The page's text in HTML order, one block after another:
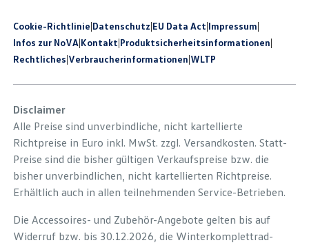
Cookie-Richtlinie|Datenschutz|EU Data Act|Impressum|
Infos zur NoVA|Kontakt|Produkt­sicherheits­informationen|
Rechtliches|Verbraucherinformationen|WLTP
Disclaimer
Alle Preise sind unverbindliche, nicht kartellierte
Richtpreise in Euro inkl. MwSt. zzgl. Versandkosten. Statt-
Preise sind die bisher gültigen Verkaufspreise bzw. die
bisher unverbindlichen, nicht kartellierten Richtpreise.
Erhältlich auch in allen teilnehmenden Service-Betrieben.
Die Accessoires- und Zubehör-Angebote gelten bis auf
Widerruf bzw. bis 30.12.2026, die Winterkomplettrad-